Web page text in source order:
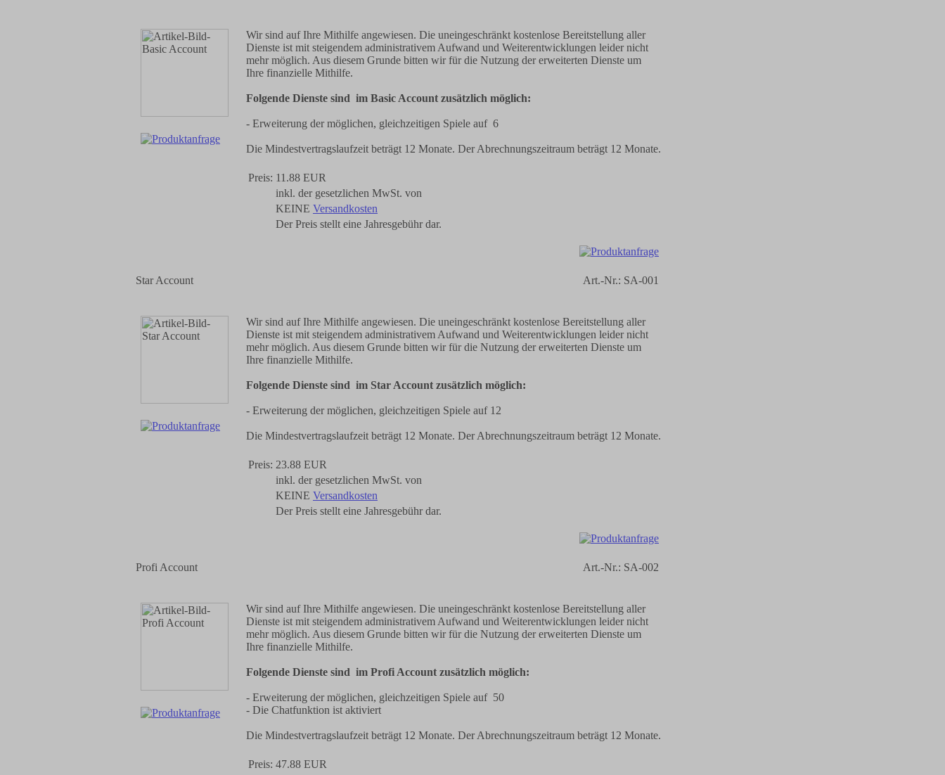
Wir sind auf Ihre Mithilfe angewiesen. Die uneingeschränkt kostenlose Bereitstellung aller
Dienste ist mit steigendem administrativem Aufwand und Weiterentwicklungen leider nicht
mehr möglich. Aus diesem Grunde bitten wir für die Nutzung der erweiterten Dienste um
Ihre finanzielle Mithilfe.
Folgende Dienste sind im Basic Account zusätzlich möglich:
- Erweiterung der möglichen, gleichzeitigen Spiele auf 6
Die Mindestvertragslaufzeit beträgt 12 Monate. Der Abrechnungszeitraum beträgt 12 Monate.
Preis: 11.88 EUR
inkl. der gesetzlichen MwSt. von
KEINE Versandkosten
Der Preis stellt eine Jahresgebühr dar.
Star Account Art.-Nr.: SA-001
Wir sind auf Ihre Mithilfe angewiesen. Die uneingeschränkt kostenlose Bereitstellung aller
Dienste ist mit steigendem administrativem Aufwand und Weiterentwicklungen leider nicht
mehr möglich. Aus diesem Grunde bitten wir für die Nutzung der erweiterten Dienste um
Ihre finanzielle Mithilfe.
Folgende Dienste sind im Star Account zusätzlich möglich:
- Erweiterung der möglichen, gleichzeitigen Spiele auf 12
Die Mindestvertragslaufzeit beträgt 12 Monate. Der Abrechnungszeitraum beträgt 12 Monate.
Preis: 23.88 EUR
inkl. der gesetzlichen MwSt. von
KEINE Versandkosten
Der Preis stellt eine Jahresgebühr dar.
Profi Account Art.-Nr.: SA-002
Wir sind auf Ihre Mithilfe angewiesen. Die uneingeschränkt kostenlose Bereitstellung aller
Dienste ist mit steigendem administrativem Aufwand und Weiterentwicklungen leider nicht
mehr möglich. Aus diesem Grunde bitten wir für die Nutzung der erweiterten Dienste um
Ihre finanzielle Mithilfe.
Folgende Dienste sind im Profi Account zusätzlich möglich:
- Erweiterung der möglichen, gleichzeitigen Spiele auf 50
- Die Chatfunktion ist aktiviert
Die Mindestvertragslaufzeit beträgt 12 Monate. Der Abrechnungszeitraum beträgt 12 Monate.
Preis: 47.88 EUR